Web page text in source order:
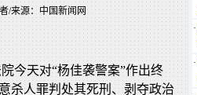
/来源：中国新闻网
今天对“杨佳袭警案”作出终
杀人罪判处其死刑、剥夺政治
·
·